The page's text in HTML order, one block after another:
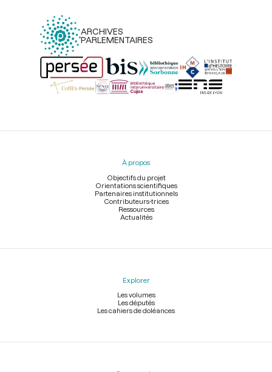
ARCHIVES
PARLEMENTAIRES
Menu
À propos
Objectifs du projet
Orientations scientifiques
Partenaires institutionnels
Contributeurs-trices
Ressources
Actualités
Explorer
Les volumes
Les députés
Les cahiers de doléances